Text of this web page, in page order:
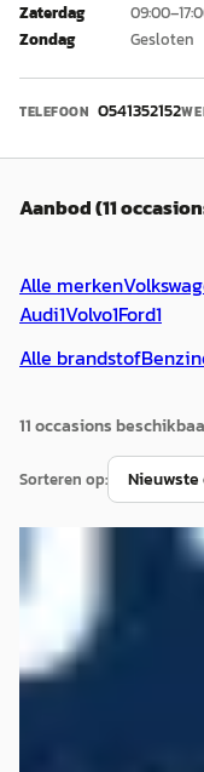
Zaterdag
Zondag
Gesloten
TELEFOON 0541352152
Aanbod (11
Alle merken
Audi1Volvo1Ford1
Alle brandstof
11occasions
Sorteren op:
Volkswagen T-
1.0 TSI R-line
€ 17.950